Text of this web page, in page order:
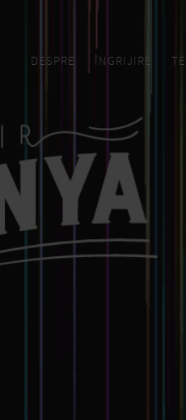
DESPRE ÎNGRIJIRE